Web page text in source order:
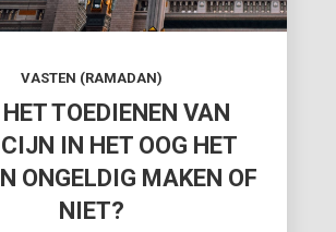
VASTEN (RAMADAN)
TOEDIENEN VAN
IN HET OOG HET
ONGELDIG MAKEN OF
NIET?